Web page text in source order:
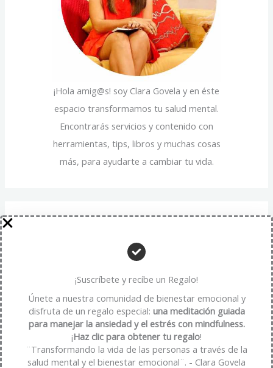
¡Suscríbete y recíbe un Regalo!
Únete a nuestra comunidad de bienestar emocional y
disfruta de un regalo especial: una meditación guiada
para manejar la ansiedad y el estrés con mindfulness.
¡Haz clic para obtener tu regalo!
¨Transformando la vida de las personas a través de la
salud mental y el bienestar emocional¨. - Clara Govela
¡Hola amig@s! soy Clara Govela y en éste
espacio transformamos tu salud mental.
Encontrarás servicios y contenido con
herramientas, tips, libros y muchas cosas
más, para ayudarte a cambiar tu vida.
Beneficios psicológicos de la paciencia: una virtud que
fortalece tu bienestar emocional
cómo transformar la frustración en oportunidad
Estrategías para Evitar el Agotamiento por Autoexigencia
Mindfulness y Neurolingüística: Transformando tu Bienestar
Mental